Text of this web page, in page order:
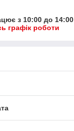
з 10:00 до 14:00
графік роботи